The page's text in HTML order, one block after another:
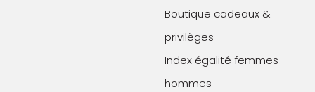
Boutique cadeaux &
privilèges
Index égalité femmes-
hommes